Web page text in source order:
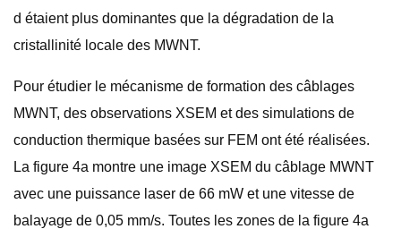
d étaient plus dominantes que la dégradation de la
cristallinité locale des MWNT.
Pour étudier le mécanisme de formation des câblages
MWNT, des observations XSEM et des simulations de
conduction thermique basées sur FEM ont été réalisées.
La figure 4a montre une image XSEM du câblage MWNT
avec une puissance laser de 66 mW et une vitesse de
balayage de 0,05 mm/s. Toutes les zones de la figure 4a